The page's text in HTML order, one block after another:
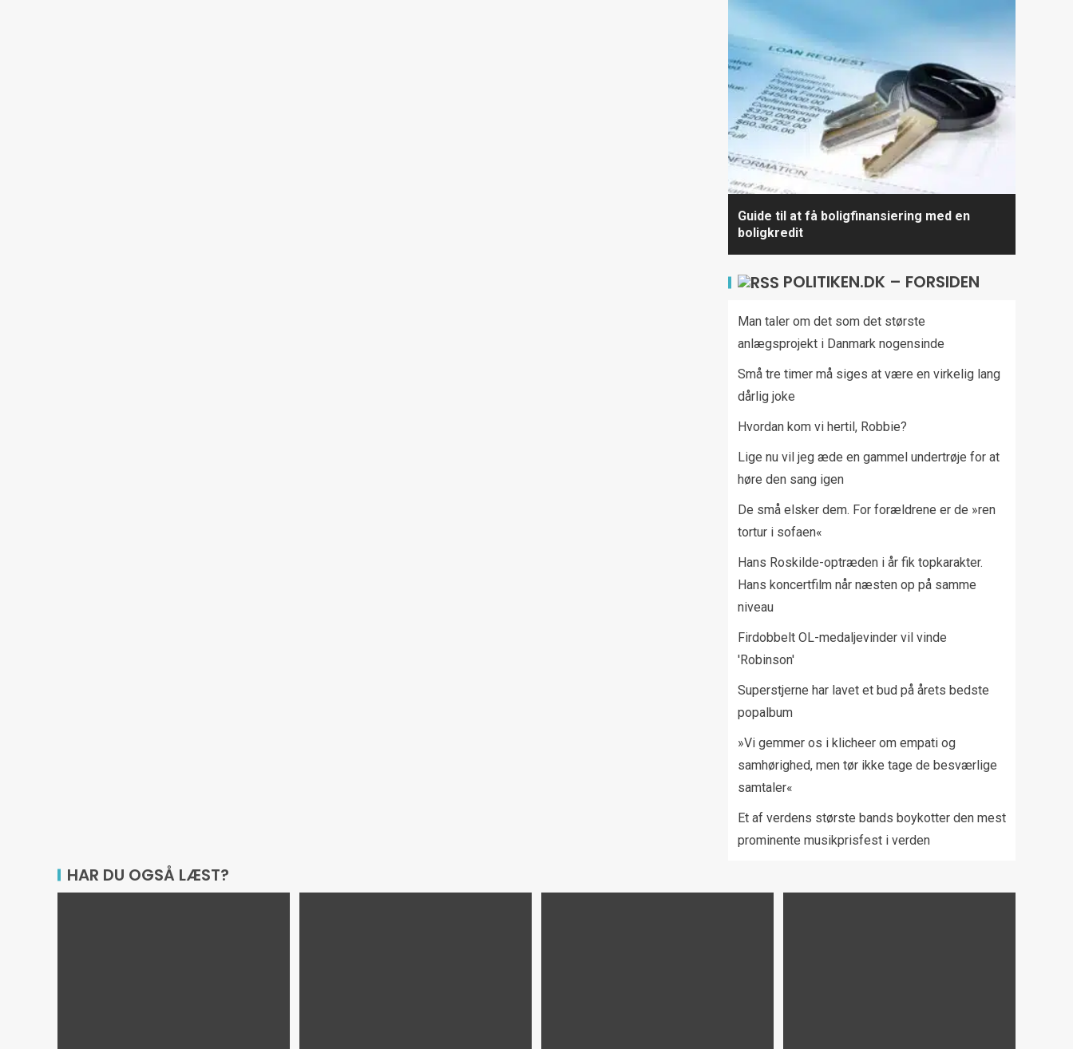
Guide til at få boligfinansiering med en
boligkredit
POLITIKEN.DK – FORSIDEN
Man taler om det som det største
anlægsprojekt i Danmark nogensinde
Små tre timer må siges at være en virkelig lang
dårlig joke
Hvordan kom vi hertil, Robbie?
Lige nu vil jeg æde en gammel undertrøje for at
høre den sang igen
De små elsker dem. For forældrene er de »ren
tortur i sofaen«
Hans Roskilde-optræden i år fik topkarakter.
Hans koncertfilm når næsten op på samme
niveau
Firdobbelt OL-medaljevinder vil vinde
'Robinson'
Superstjerne har lavet et bud på årets bedste
popalbum
»Vi gemmer os i klicheer om empati og
samhørighed, men tør ikke tage de besværlige
samtaler«
Et af verdens største bands boykotter den mest
prominente musikprisfest i verden
HAR DU OGSÅ LÆST?